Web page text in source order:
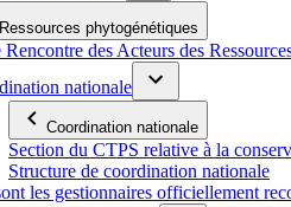
Ressources phytogénétiques
Rencontre des Acteurs des
nationale
Coordination nationale
Section du CTPS relative à la
Structure de coordination nationale
les gestionnaires officiellement